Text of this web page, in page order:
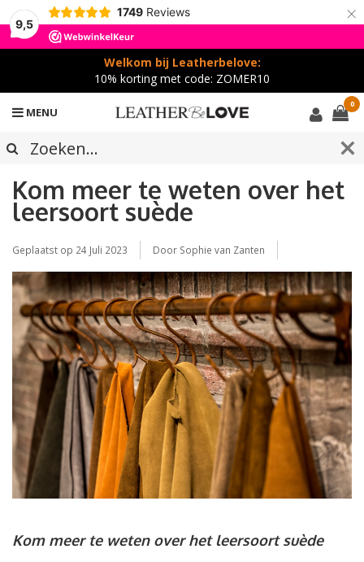
9,5
1749 Reviews ×
Welkom bij Leatherbelove:
10% korting met code: ZOMER10
MENU
0
Kom meer te weten over het
leersoort suède
Geplaatst op 24 Juli 2023 Door Sophie van Zanten
Kom meer te weten over het leersoort suède